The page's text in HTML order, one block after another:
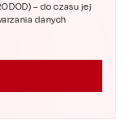
– do czasu jej
danych